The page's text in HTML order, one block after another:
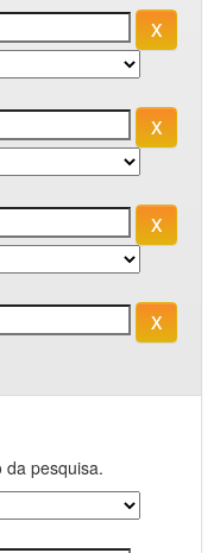
da pesquisa.